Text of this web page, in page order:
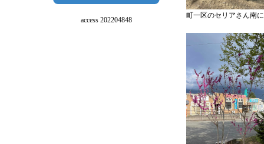
access 202204848
町一区のセリアさん南